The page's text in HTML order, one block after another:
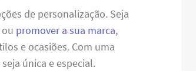
de personalização. Seja
promover a sua marca,
e ocasiões. Com uma
única e especial.